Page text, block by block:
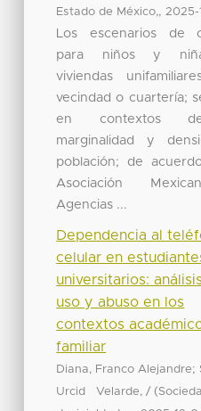
Estado de México,, 2025-
Los escenarios de
para niños y
viviendas
vecindad o cuartería;
en contextos
marginalidad y
población; de
Asociación
Agencias ...
Dependencia al
celular en
universitarios:
uso y abuso en los
contextos
familiar
Diana, Franco Alejandre;
Urcid Velarde, / (